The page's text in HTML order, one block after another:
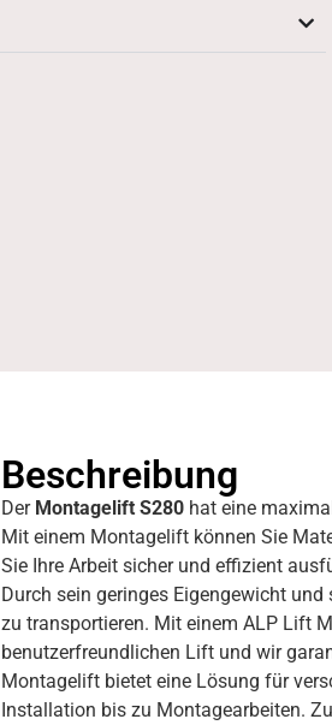
Beschreibung
Der Montagelift S280 hat eine
Mit einem Montagelift können Sie
Sie Ihre Arbeit sicher und effizient
Durch sein geringes Eigengewicht
zu transportieren. Mit einem ALP Lift
benutzerfreundlichen Lift und wir
Montagelift bietet eine Lösung für
Installation bis zu Montagearbeiten.